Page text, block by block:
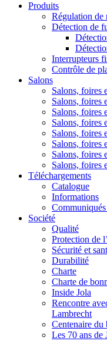
Produits
Régulation de
Détection de
Interrupteurs
Contrôle de
Salons
Salons, foires
Salons, foires
Salons, foires
Salons, foires
Salons, foires
Salons, foires
Salons, foires
Salons, foires
Téléchargements
Catalogue
Informations
Communiqués
Société
Qualité
Protection de
Sécurité et
Durabilité
Charte
Charte de
Inside Jola
Rencontre
Lambrecht
Centenaire du
Les 70 ans de